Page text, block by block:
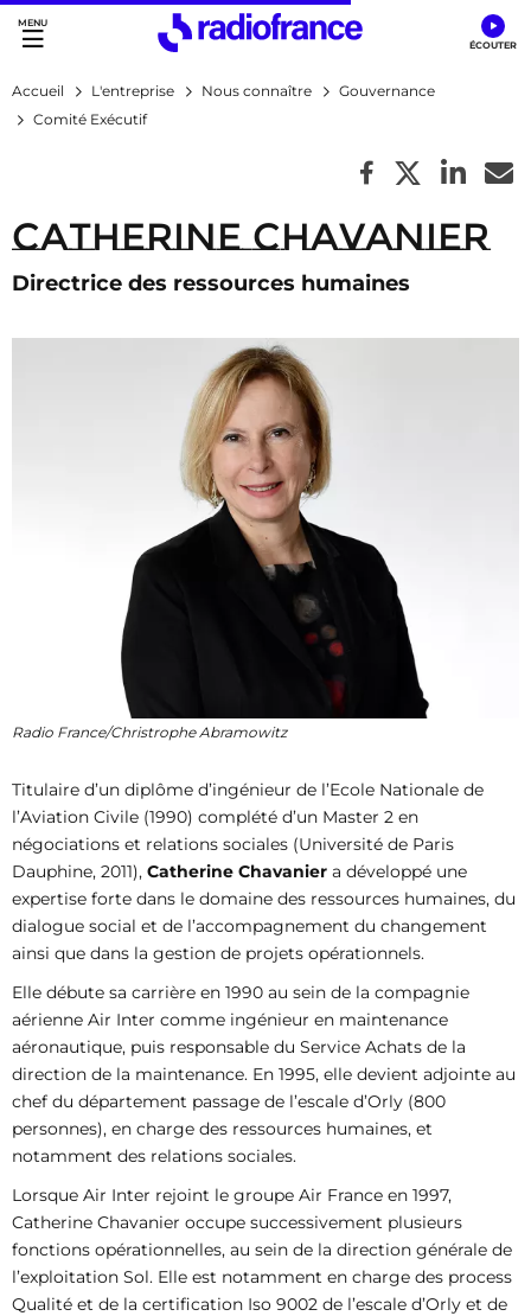
Accès direct :
Menu principal
Contenu
Accueil L'entreprise Nous connaître
Gouvernance
Comité Exécutif
Catherine Chavanier
Directrice des ressources humaines
Radio France/Christrophe Abramowitz
Titulaire d’un diplôme d’ingénieur de l’Ecole Nationale de
l’Aviation Civile (1990) complété d’un Master 2 en
négociations et relations sociales (Université de Paris
Dauphine, 2011), Catherine Chavanier a développé une
expertise forte dans le domaine des ressources humaines, du
dialogue social et de l’accompagnement du changement
ainsi que dans la gestion de projets opérationnels.
Elle débute sa carrière en 1990 au sein de la compagnie
aérienne Air Inter comme ingénieur en maintenance
aéronautique, puis responsable du Service Achats de la
direction de la maintenance. En 1995, elle devient adjointe au
chef du département passage de l’escale d’Orly (800
personnes), en charge des ressources humaines, et
notamment des relations sociales.
Lorsque Air Inter rejoint le groupe Air France en 1997,
Catherine Chavanier occupe successivement plusieurs
fonctions opérationnelles, au sein de la direction générale de
l’exploitation Sol. Elle est notamment en charge des process
Qualité et de la certification Iso 9002 de l’escale d’Orly et de